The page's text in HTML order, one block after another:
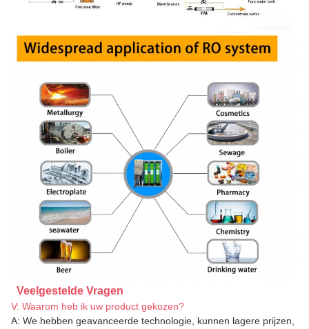
Veelgestelde Vragen
V: Waarom heb ik uw product gekozen?
A: We hebben geavanceerde technologie, kunnen lagere prijzen,